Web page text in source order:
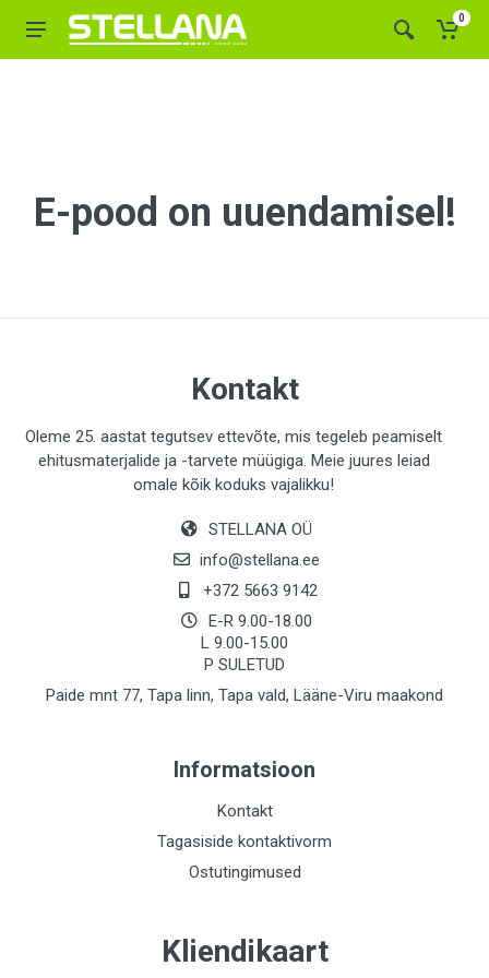
0
E-pood on uuendamisel!
Kontakt
Oleme 25. aastat tegutsev ettevõte, mis tegeleb peamiselt
ehitusmaterjalide ja -tarvete müügiga. Meie juures leiad
omale kõik koduks vajalikku!
STELLANA OÜ
info@stellana.ee
+372 5663 9142
E-R 9.00-18.00
L 9.00-15.00
P SULETUD
Paide mnt 77, Tapa linn, Tapa vald, Lääne-Viru maakond
Informatsioon
Kontakt
Tagasiside kontaktivorm
Ostutingimused
Kliendikaart